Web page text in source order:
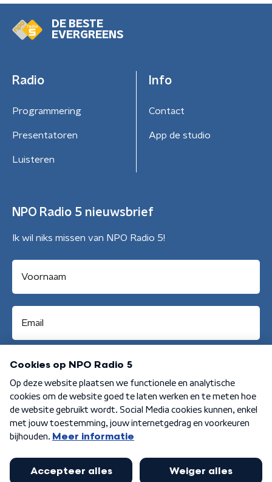
DE BESTE
EVERGREENS
Radio
Programmering
Presentatoren
Luisteren
Info
Contact
App de studio
NPO Radio 5 nieuwsbrief
Ik wil niks missen van NPO Radio 5!
Aanmelden
Algemene voorwaarden